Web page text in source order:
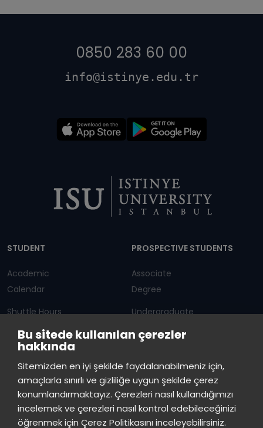
Bu sitede kullanılan çerezler
hakkında
Sitemizden en iyi şekilde faydalanabilmeniz için,
amaçlarla sınırlı ve gizliliğe uygun şekilde çerez
konumlandırmaktayız. Çerezleri nasıl kullandığımızı
incelemek ve çerezleri nasıl kontrol edebileceğinizi
öğrenmek için Çerez Politikasını inceleyebilirsiniz.
0850 283 60 00
info@istinye.edu.tr
STUDENT
Academic
Calendar
Shuttle Hours
Announcements
PROSPECTIVE STUDENTS
Associate
Degree
Undergraduate
Graduate Programs
ISTINYE
Press
Istinye Post Our campuses